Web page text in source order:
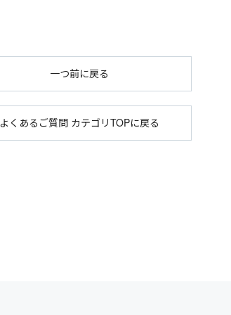
一つ前に戻る
よくあるご質問 カテゴリTOPに戻る